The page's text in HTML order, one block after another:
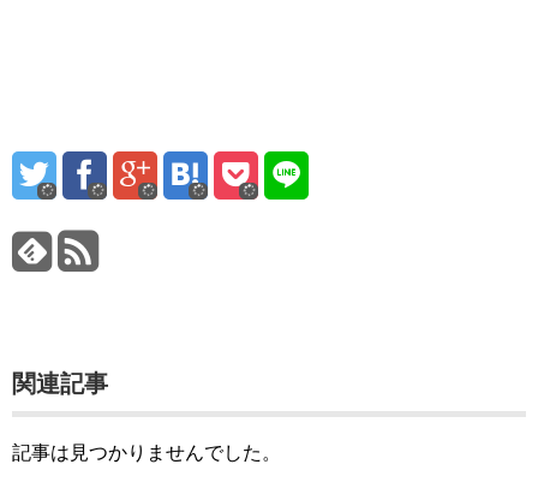
関連記事
記事は見つかりませんでした。